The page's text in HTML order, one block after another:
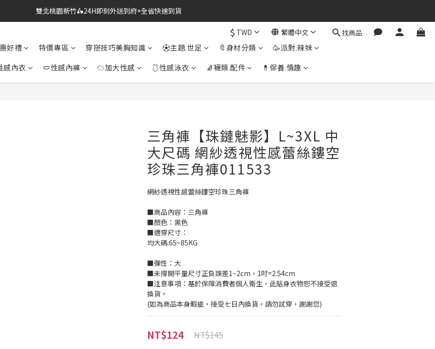
🔗點我跳轉進入👉台灣No2情趣用品商城
雙北桃園新竹🛵24H即刻外送到府+全省快速到貨
$ TWD 繁體中文 找商品
好禮 特價專區 穿搭技巧美胸知識 ⚽主題.世足 🔖身材分類
🥳派對.辣妹
感內衣
🩲性感內褲 ☁加大性感 🩱性感泳衣 🧦襪類.配件 💊保養.情趣
三角褲【珠鏈魅影】L~3XL 中
大尺碼 網紗透視性感蕾絲鏤空
珍珠三角褲011533
網紗透視性感蕾絲鏤空珍珠三角褲
■商品內容：三角褲
■顏色：黑色
■適穿尺寸：
均大碼:65~85KG
■彈性：大
■未撐開平量尺寸正負誤差1~2cm，1吋=2.54cm
■注意事項：基於保障消費者個人衛生，此貼身衣物恕不接受退
換貨。
(如為商品本身暇疵，接受七日內換貨，請勿試穿，謝謝您)
NT$124 NT$145